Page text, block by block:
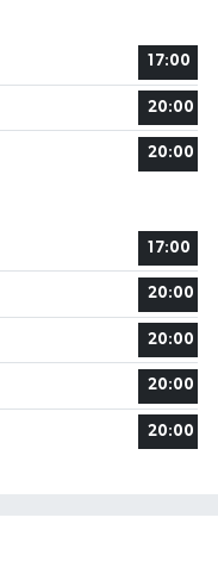
17:00
20:00
20:00
17:00
20:00
20:00
20:00
20:00